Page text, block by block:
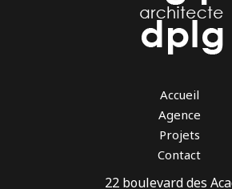
Accueil
Agence
Projets
Contact
22 boulevard des